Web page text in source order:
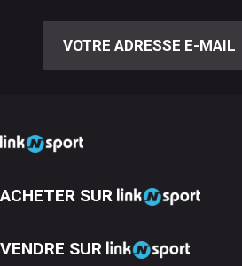
ACHETER SUR
VENDRE SUR